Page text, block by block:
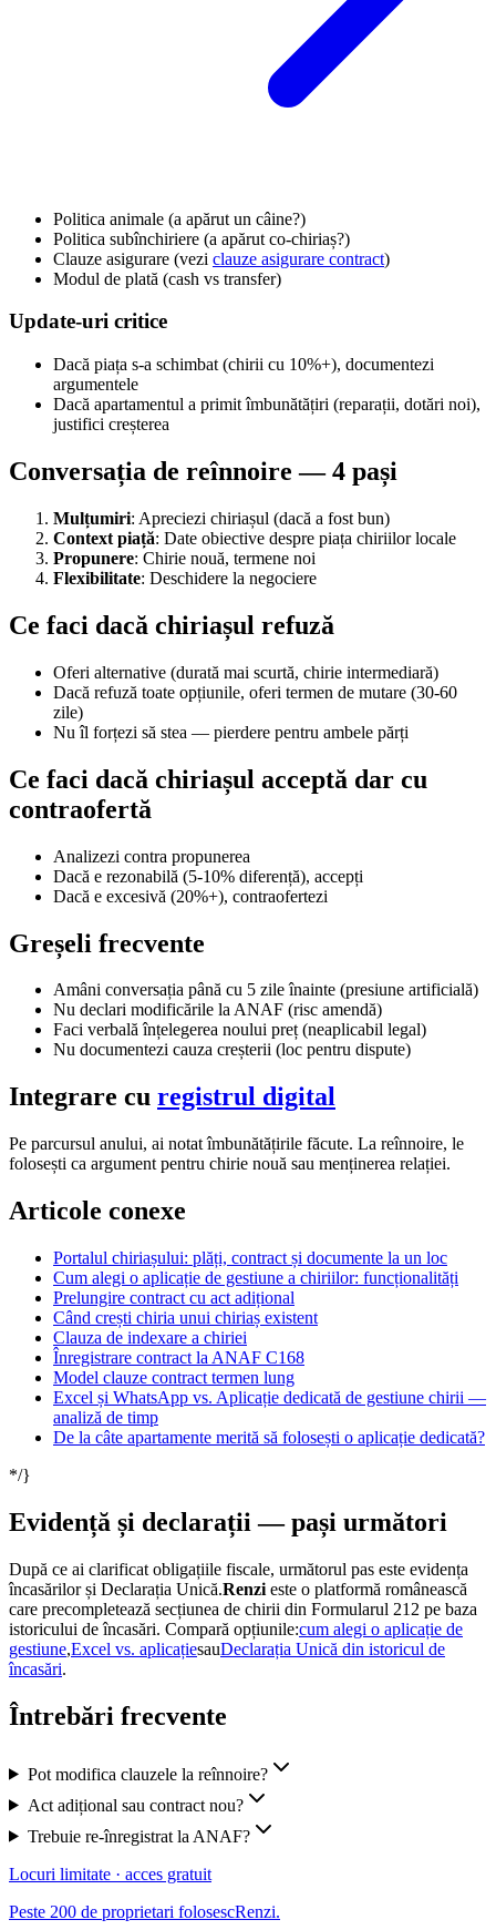
Politica animale (a apărut un câine?)
Politica subînchiriere (a apărut co-chiriaș?)
Clauze asigurare (vezi clauze asigurare contract)
Modul de plată (cash vs transfer)
Update-uri critice
Dacă piața s-a schimbat (chirii cu 10%+), documentezi
argumentele
Dacă apartamentul a primit îmbunătățiri (reparații, dotări noi),
justifici creșterea
Conversația de reînnoire — 4 pași
Mulțumiri: Apreciezi chiriașul (dacă a fost bun)
Context piață: Date obiective despre piața chiriilor locale
Propunere: Chirie nouă, termene noi
Flexibilitate: Deschidere la negociere
Ce faci dacă chiriașul refuză
Oferi alternative (durată mai scurtă, chirie intermediară)
Dacă refuză toate opțiunile, oferi termen de mutare (30-60
zile)
Nu îl forțezi să stea — pierdere pentru ambele părți
Ce faci dacă chiriașul acceptă dar cu
contraofertă
Analizezi contra propunerea
Dacă e rezonabilă (5-10% diferență), accepți
Dacă e excesivă (20%+), contraofertezi
Greșeli frecvente
Amâni conversația până cu 5 zile înainte (presiune artificială)
Nu declari modificările la ANAF (risc amendă)
Faci verbală înțelegerea noului preț (neaplicabil legal)
Nu documentezi cauza creșterii (loc pentru dispute)
Integrare cu registrul digital
Pe parcursul anului, ai notat îmbunătățirile făcute. La reînnoire, le
folosești ca argument pentru chirie nouă sau menținerea relației.
Articole conexe
Portalul chiriașului: plăți, contract și documente la un loc
Cum alegi o aplicație de gestiune a chiriilor: funcționalități
Prelungire contract cu act adițional
Când crești chiria unui chiriaș existent
Clauza de indexare a chiriei
Înregistrare contract la ANAF C168
Model clauze contract termen lung
Excel și WhatsApp vs. Aplicație dedicată de gestiune chirii —
analiză de timp
De la câte apartamente merită să folosești o aplicație dedicată?
*/}
Evidență și declarații — pași următori
După ce ai clarificat obligațiile fiscale, următorul pas este evidența
încasărilor și Declarația Unică.Renzi este o platformă românească
care precompletează secțiunea de chirii din Formularul 212 pe baza
istoricului de încasări. Compară opțiunile:cum alegi o aplicație de
gestiune,Excel vs. aplicațiesauDeclarația Unică din istoricul de
încasări.
Întrebări frecvente
Pot modifica clauzele la reînnoire?
Act adițional sau contract nou?
Trebuie re-înregistrat la ANAF?
Locuri limitate · acces gratuit
Peste 200 de proprietari folosescRenzi.